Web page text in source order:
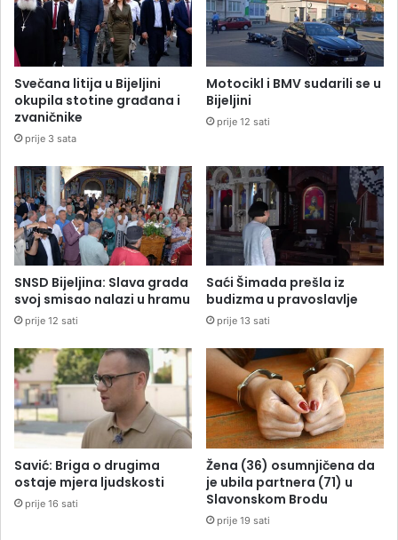
Svečana litija u Bijeljini
okupila stotine građana i
zvaničnike
prije 3 sata
Motocikl i BMV sudarili se u
Bijeljini
prije 12 sati
SNSD Bijeljina: Slava grada
svoj smisao nalazi u hramu
prije 12 sati
Saći Šimada prešla iz
budizma u pravoslavlje
prije 13 sati
Savić: Briga o drugima
ostaje mjera ljudskosti
prije 16 sati
Žena (36) osumnjičena da
je ubila partnera (71) u
Slavonskom Brodu
prije 19 sati